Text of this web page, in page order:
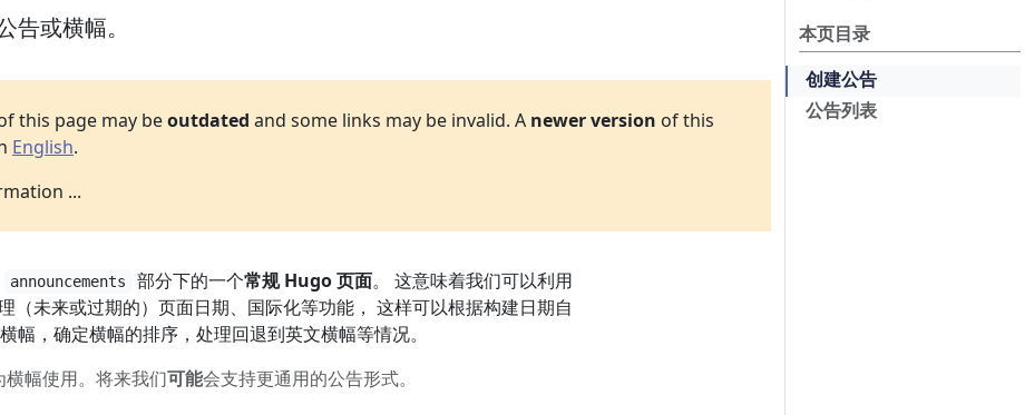
本页目录
创建公告
公告列表
告或横幅。
this page may beoutdated and some links may be invalid. A newer version of this
English.
...
announcements 部分下的一个常规 Hugo 页面。 这意味着我们可以利用
（未来或过期的）页面日期、国际化等功能， 这样可以根据构建日期自
幅，确定横幅的排序，处理回退到英文横幅等情况。
横幅使用。将来我们可能会支持更通用的公告形式。